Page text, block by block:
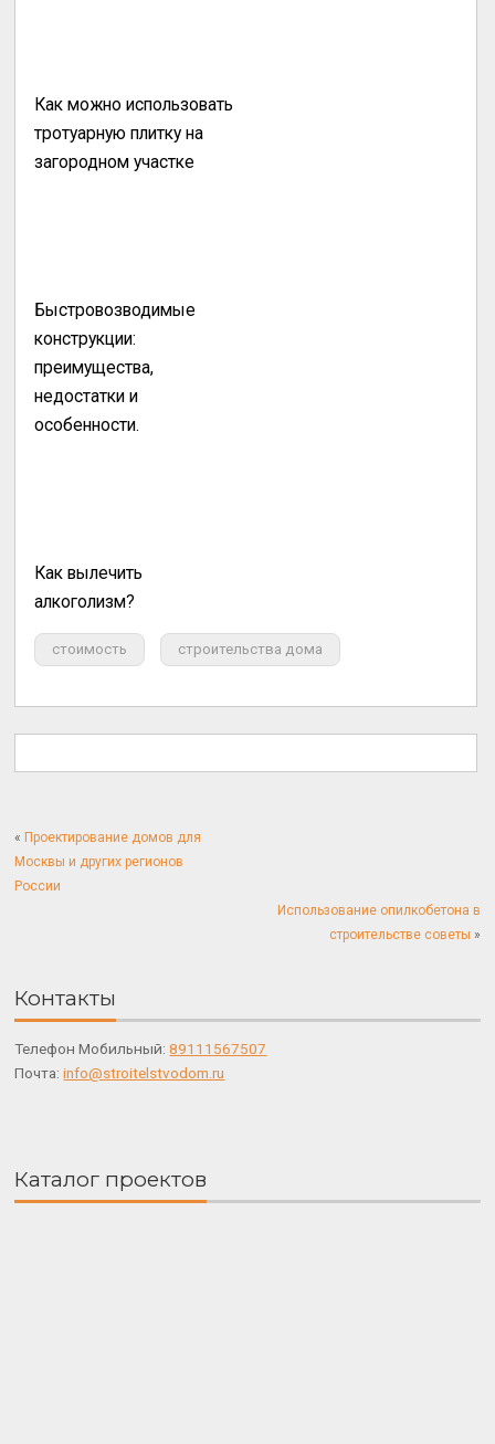
Как можно использовать
тротуарную плитку на
загородном участке
Быстровозводимые
конструкции:
преимущества,
недостатки и
особенности.
Как вылечить
алкоголизм?
стоимость строительства дома
« Проектирование домов для
Москвы и других регионов
России
Использование опилкобетона в
строительстве советы »
Контакты
Телефон Мобильный:89111567507
Почта:info@stroitelstvodom.ru
Каталог проектов